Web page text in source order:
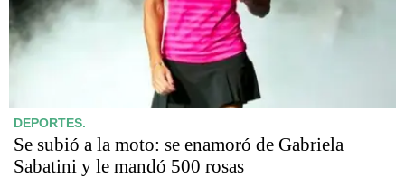
DEPORTES.
Se subió a la moto: se enamoró de Gabriela
Sabatini y le mandó 500 rosas